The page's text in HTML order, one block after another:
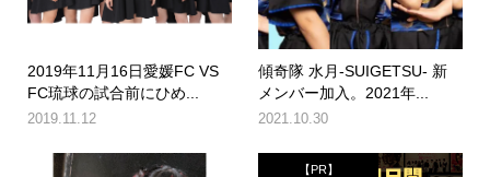
2019年11月16日愛媛FC VS
FC琉球の試合前にひめ...
2019.11.12
傾奇隊 水月-SUIGETSU- 新
メンバー加入。2021年...
2021.10.30
【PR】